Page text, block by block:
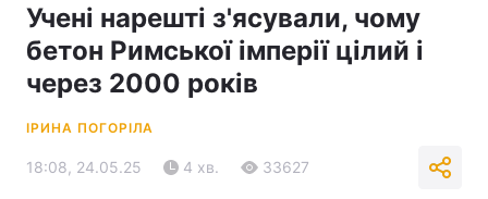
Учені нарешті з'ясували, чому
бетон Римської імперії цілий і
через 2000 років
ІРИНА ПОГОРІЛА
18:08, 24.05.25 4 хв. 33627